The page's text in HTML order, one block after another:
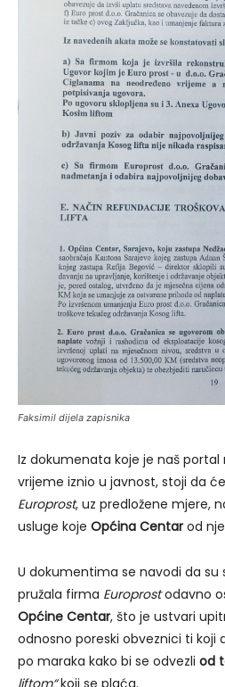
Faksimil dijela zapisnika
Iz dokumenata koje je naš portal
vrijeme iznio u javnost, stoji da će
Europrost, uz predložene mjere,
usluge koje Općina Centar od
U dokumentima se navodi da su
pružala firma Europrostodavno
Općine Centar, što je ustvari
odnosno poreski obveznici ti koji
po maraka kako bi se odvezli od
liftom“koji se plaća.